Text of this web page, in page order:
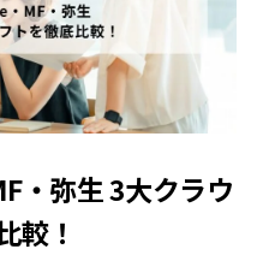
・弥生 3大クラウ
較！